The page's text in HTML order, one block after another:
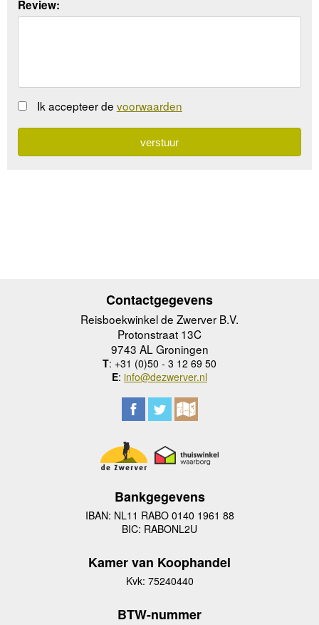
Review:
Ik accepteer de voorwaarden
Contactgegevens
Reisboekwinkel de Zwerver B.V.
Protonstraat 13C
9743 AL Groningen
T: +31 (0)50 - 3 12 69 50
E: info@dezwerver.nl
Bankgegevens
IBAN: NL11 RABO 0140 1961 88
BIC: RABONL2U
Kamer van Koophandel
Kvk: 75240440
BTW-nummer